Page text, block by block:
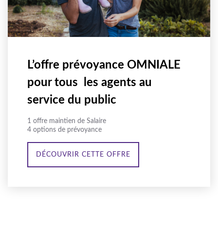
L’offre prévoyance OMNIALE
pour tous les agents au
service du public
1 offre maintien de Salaire
4 options de prévoyance
DÉCOUVRIR CETTE OFFRE